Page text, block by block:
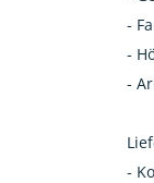
-
-
-
-